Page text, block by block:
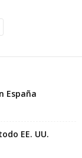
España
EE. UU.